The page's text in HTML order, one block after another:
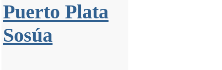
Puerto Plata
Sosúa